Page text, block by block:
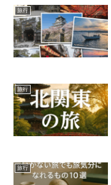
旅行
旅行
旅行